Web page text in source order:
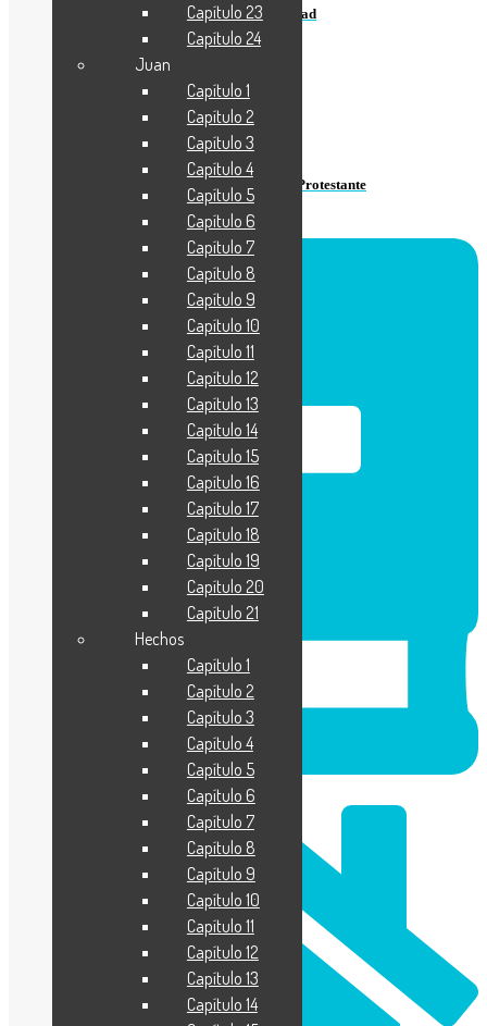
Pedro Valdo: Biblia, Crítica y Generosidad
Más recientes
Solo Cristo, la Adoración y la Reforma Protestante
Capítulo 23
Capítulo 24
Juan
Capítulo 1
Capítulo 2
Capítulo 3
Capítulo 4
Capítulo 5
Capítulo 6
Capítulo 7
Capítulo 8
Capítulo 9
Capítulo 10
Capítulo 11
Capítulo 12
Capítulo 13
Capítulo 14
Capítulo 15
Capítulo 16
Capítulo 17
Capítulo 18
Capítulo 19
Capítulo 20
Capítulo 21
Hechos
Capítulo 1
Capítulo 2
Capítulo 3
Capítulo 4
Capítulo 5
Capítulo 6
Capítulo 7
Capítulo 8
Capítulo 9
Capítulo 10
Capítulo 11
Capítulo 12
Capítulo 13
Capítulo 14